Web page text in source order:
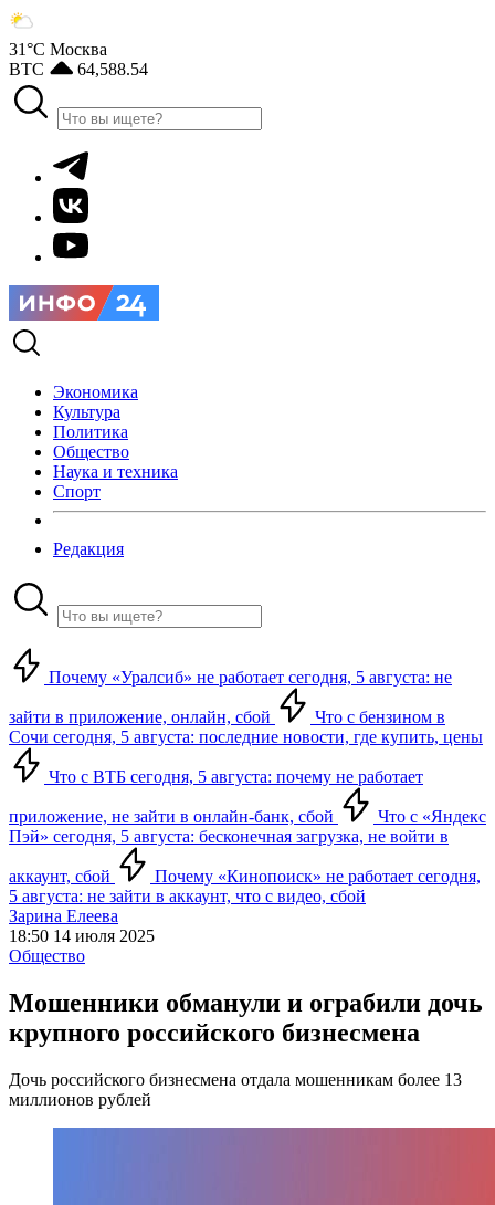
31°С Москва
BTC
64,588.54
Экономика
Культура
Политика
Общество
Наука и техника
Спорт
Редакция
Почему «Уралсиб» не работает сегодня, 5 августа: не
зайти в приложение, онлайн, сбой
Что с бензином в
Сочи сегодня, 5 августа: последние новости, где купить, цены
Что с ВТБ сегодня, 5 августа: почему не работает
приложение, не зайти в онлайн-банк, сбой
Что с «Яндекс
Пэй» сегодня, 5 августа: бесконечная загрузка, не войти в
аккаунт, сбой
Почему «Кинопоиск» не работает сегодня,
5 августа: не зайти в аккаунт, что с видео, сбой
Зарина Елеева
18:50 14 июля 2025
Общество
Мошенники обманули и ограбили дочь
крупного российского бизнесмена
Дочь российского бизнесмена отдала мошенникам более 13
миллионов рублей